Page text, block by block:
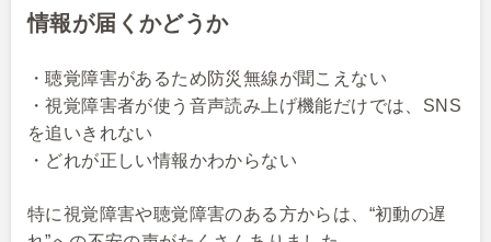
情報が届くかどうか
・聴覚障害があるため防災無線が聞こえない
・視覚障害者が使う音声読み上げ機能だけでは、SNS
を追いきれない
・どれが正しい情報かわからない
特に視覚障害や聴覚障害のある方からは、“初動の遅